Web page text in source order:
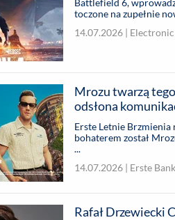
Battlefield 6,
toczone na zupełnie
14.07.2026 |
Mrozu twarzą
odsłona
Erste Letnie
bohaterem został
...
14.07.2026 | Erste
Rafał Drzewiecki